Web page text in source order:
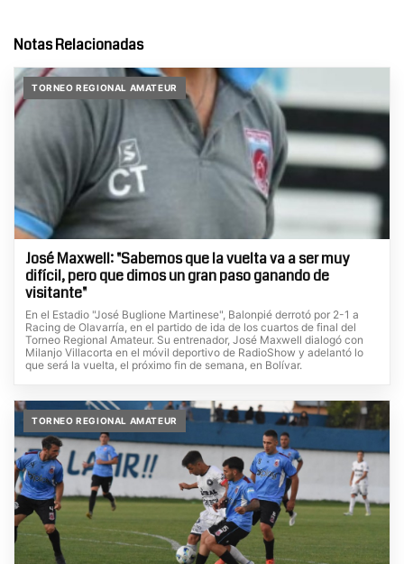
Notas Relacionadas
TORNEO REGIONAL AMATEUR
José Maxwell: "Sabemos que la vuelta va a ser muy
difícil, pero que dimos un gran paso ganando de
visitante"
En el Estadio "José Buglione Martinese", Balonpié derrotó por 2-1 a
Racing de Olavarría, en el partido de ida de los cuartos de final del
Torneo Regional Amateur. Su entrenador, José Maxwell dialogó con
Milanjo Villacorta en el móvil deportivo de RadioShow y adelantó lo
que será la vuelta, el próximo fin de semana, en Bolívar.
TORNEO REGIONAL AMATEUR